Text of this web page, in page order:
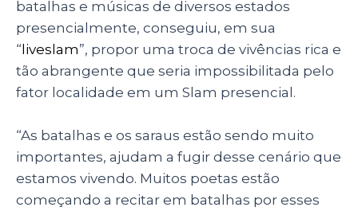
batalhas e músicas de diversos estados
presencialmente, conseguiu, em sua
“liveslam”, propor uma troca de vivências rica e
tão abrangente que seria impossibilitada pelo
fator localidade em um Slam presencial.
“As batalhas e os saraus estão sendo muito
importantes, ajudam a fugir desse cenário que
estamos vivendo. Muitos poetas estão
começando a recitar em batalhas por esses